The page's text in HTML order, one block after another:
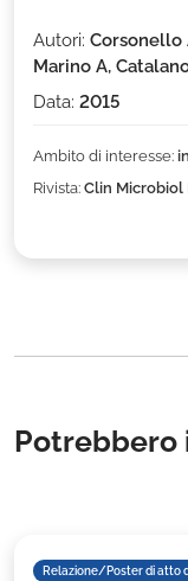
Autori: Corsonello
Marino A,
Data: 2015
Ambito di interesse:
Rivista: Clin
Potrebbero
Relazione/Poster di atto